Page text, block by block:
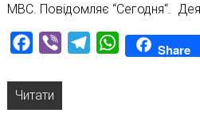
МВС. Повідомляє “Сегодня“.
Facebook
Viber TelegramWhatsAppShare
Читати